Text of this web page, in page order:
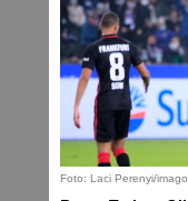
Foto: Laci Perenyi/